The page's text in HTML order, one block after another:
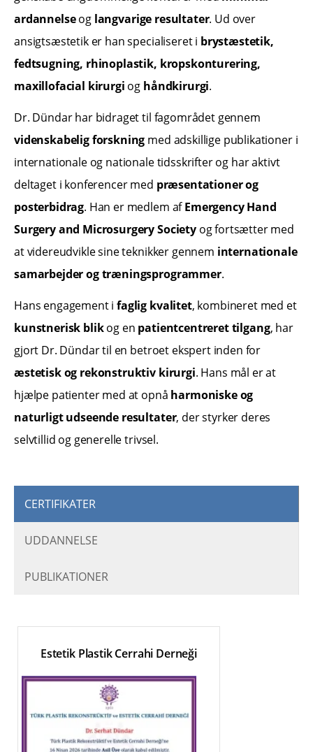
ardannelseog langvarige resultater. Ud over
ansigtsæstetik er han specialiseret i brystæstetik,
fedtsugning, rhinoplastik, kropskonturering,
maxillofacial kirurgi og håndkirurgi.
Dr. Dündar har bidraget til fagområdet gennem
videnskabelig forskning med adskillige publikationer i
internationale og nationale tidsskrifter og har aktivt
deltaget i konferencer med præsentationer og
posterbidrag. Han er medlem afEmergency Hand
Surgery and Microsurgery Societyog fortsætter med
at videreudvikle sine teknikker gennem internationale
samarbejder og træningsprogrammer.
Hans engagement ifaglig kvalitet, kombineret med et
kunstnerisk blikog en patientcentreret tilgang, har
gjort Dr. Dündar til en betroet ekspert inden for
æstetisk og rekonstruktiv kirurgi. Hans mål er at
hjælpe patienter med at opnå harmoniske og
naturligt udseende resultater, der styrker deres
selvtillid og generelle trivsel.
CERTIFIKATER
UDDANNELSE
PUBLIKATIONER
Estetik Plastik Cerrahi Derneği